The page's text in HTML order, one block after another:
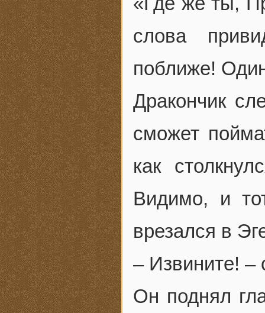
слова
поближе!
Дракончик
сможет
как
Видимо, и
врезался в
– Извините! –
Он поднял